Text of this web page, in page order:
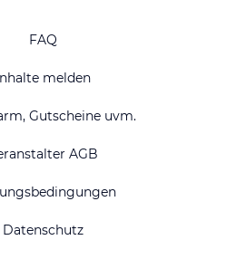
FAQ
melden
Gutscheine uvm.
AGB
Datenschutz